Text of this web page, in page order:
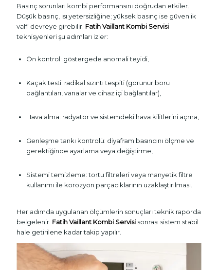
Basınç sorunları kombi performansını doğrudan etkiler.
Düşük basınç, ısı yetersizliğine; yüksek basınç ise güvenlik
valfi devreye girebilir. Fatih Vaillant Kombi Servisi
teknisyenleri şu adımları izler:
Ön kontrol: göstergede anomali teyidi,
Kaçak testi: radikal sızıntı tespiti (görünür boru
bağlantıları, vanalar ve cihaz içi bağlantılar),
Hava alma: radyatör ve sistemdeki hava kilitlerini açma,
Genleşme tankı kontrolü: diyafram basıncını ölçme ve
gerektiğinde ayarlama veya değiştirme,
Sistemi temizleme: tortu filtreleri veya manyetik filtre
kullanımı ile korozyon parçacıklarının uzaklaştırılması.
Her adımda uygulanan ölçümlerin sonuçları teknik raporda
belgelenir. Fatih Vaillant Kombi Servisisonrası sistem stabil
hale getirilene kadar takip yapılır.